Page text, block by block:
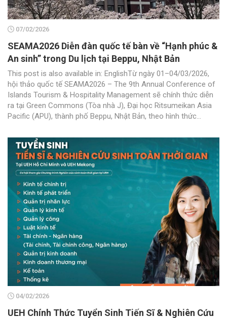
07/02/2026
SEAMA2026 Diễn đàn quốc tế bàn về “Hạnh phúc &
An sinh” trong Du lịch tại Beppu, Nhật Bản
This post is also available in: EnglishTừ ngày 01–04/03/2026,
hội thảo quốc tế SEAMA2026 – The 9th Annual Conference of
Islands Tourism & Hospitality Management sẽ chính thức diễn
ra tại Green Commons (Tòa nhà J), Đại học Ritsumeikan Asia
Pacific (APU), thành phố Beppu, Nhật Bản, theo hình thức...
04/02/2026
UEH Chính Thức Tuyển Sinh Tiến Sĩ & Nghiên Cứu